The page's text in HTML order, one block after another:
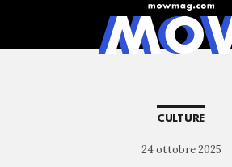
CULTURE
24 ottobre 2025